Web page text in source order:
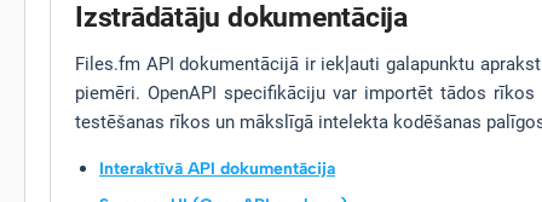
Izstrādātāju dokumentācija
Files.fm API dokumentācijā ir iekļauti galapunktu
piemēri. OpenAPI specifikāciju var importēt tādos
testēšanas rīkos un mākslīgā intelekta kodēšanas
Interaktīvā API dokumentācija